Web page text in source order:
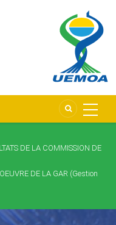
DE LA COMMISSION DE
DE LA GAR (Gestion